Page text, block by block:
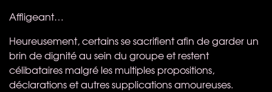
Affligeant…
Heureusement, certains se sacrifient afin de garder un
brin de dignité au sein du groupe et restent
célibataires malgré les multiples propositions,
déclarations et autres supplications amoureuses.